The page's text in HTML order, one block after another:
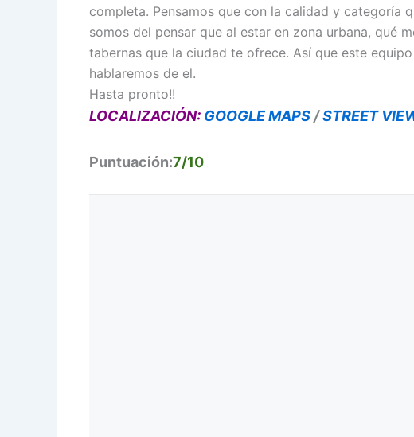
completa. Pensamos que con la calidad y categoría
somos del pensar que al estar en zona urbana, qué
tabernas que la ciudad te ofrece. Así que este
hablaremos de el.
Hasta pronto!!
LOCALIZACIÓN: GOOGLE MAPS/STREET
Puntuación:7/10